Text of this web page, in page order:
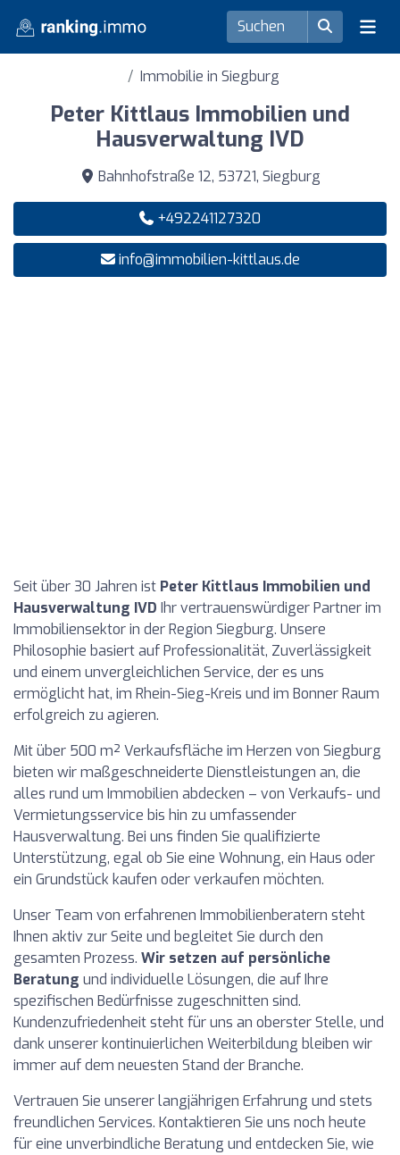
Immobilie in Siegburg
Peter Kittlaus Immobilien und
Hausverwaltung IVD
Bahnhofstraße 12, 53721, Siegburg
+492241127320
info@immobilien-kittlaus.de
Seit über 30 Jahren ist Peter Kittlaus Immobilien und
Hausverwaltung IVD Ihr vertrauenswürdiger Partner im
Immobiliensektor in der Region Siegburg. Unsere
Philosophie basiert auf Professionalität, Zuverlässigkeit
und einem unvergleichlichen Service, der es uns
ermöglicht hat, im Rhein-Sieg-Kreis und im Bonner Raum
erfolgreich zu agieren.
Mit über 500 m² Verkaufsfläche im Herzen von Siegburg
bieten wir maßgeschneiderte Dienstleistungen an, die
alles rund um Immobilien abdecken – von Verkaufs- und
Vermietungsservice bis hin zu umfassender
Hausverwaltung. Bei uns finden Sie qualifizierte
Unterstützung, egal ob Sie eine Wohnung, ein Haus oder
ein Grundstück kaufen oder verkaufen möchten.
Unser Team von erfahrenen Immobilienberatern steht
Ihnen aktiv zur Seite und begleitet Sie durch den
gesamten Prozess. Wir setzen auf persönliche
Beratung und individuelle Lösungen, die auf Ihre
spezifischen Bedürfnisse zugeschnitten sind.
Kundenzufriedenheit steht für uns an oberster Stelle, und
dank unserer kontinuierlichen Weiterbildung bleiben wir
immer auf dem neuesten Stand der Branche.
Vertrauen Sie unserer langjährigen Erfahrung und stets
freundlichen Services. Kontaktieren Sie uns noch heute
für eine unverbindliche Beratung und entdecken Sie, wie